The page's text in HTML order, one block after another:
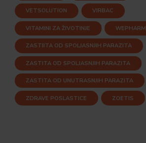
VETSOLUTION VIRBAC
VITAMINI ZA ŽIVOTINJE WEPHARM
ZASTIITA OD SPOLJASNJIH PARAZITA
ZASTITA OD SPOLJASNJIH PARAZITA
ZASTITA OD UNUTRASNJIH PARAZITA
ZDRAVE POSLASTICE ZOETIS